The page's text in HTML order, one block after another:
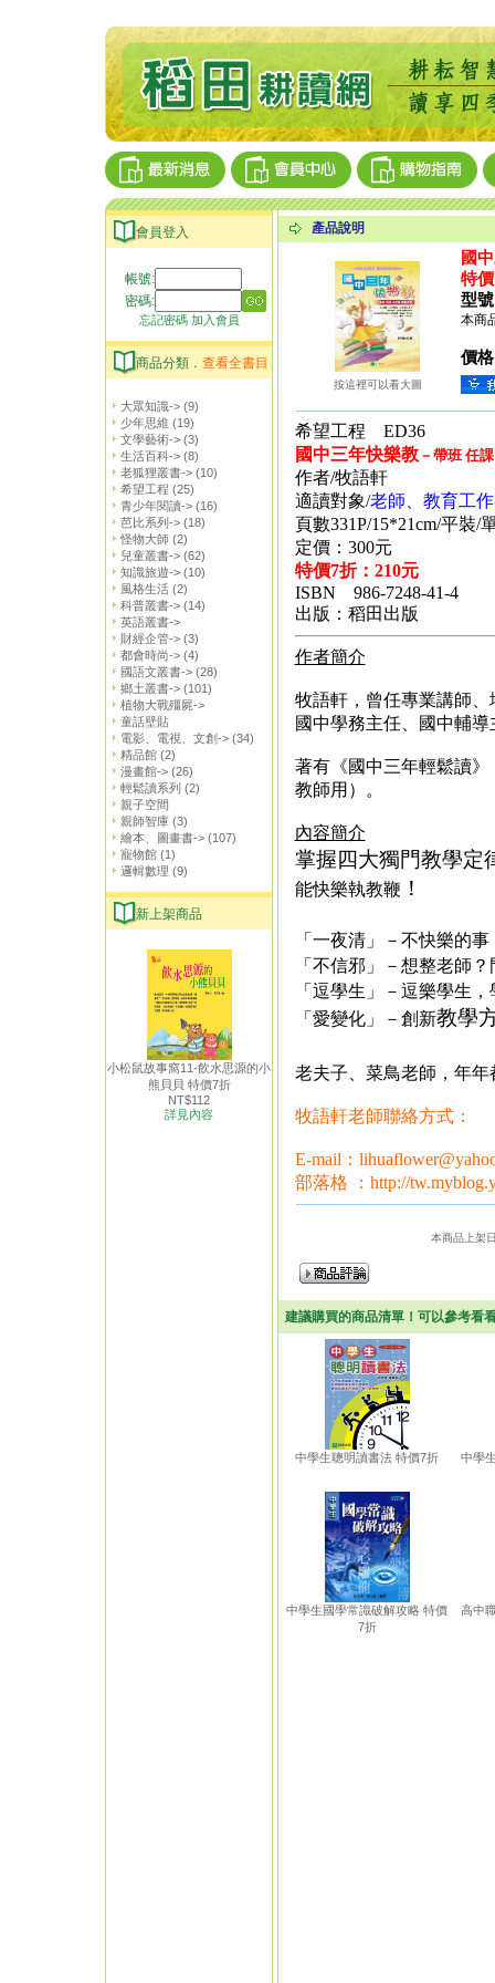
會員登入
帳號:
密碼:
忘記密碼 加入會員
商品分類． 查看全書目
大眾知識-> (9)
少年思維 (19)
文學藝術-> (3)
生活百科-> (8)
老狐狸叢書-> (10)
希望工程 (25)
青少年閱讀-> (16)
芭比系列-> (18)
怪物大師 (2)
兒童叢書-> (62)
知識旅遊-> (10)
風格生活 (2)
科普叢書-> (14)
英語叢書->
財經企管-> (3)
都會時尚-> (4)
國語文叢書-> (28)
鄉土叢書-> (101)
植物大戰殭屍->
童話壁貼
電影、電視、文創-> (34)
精品館 (2)
漫畫館-> (26)
輕鬆讀系列 (2)
親子空間
親師智庫 (3)
繪本、圖畫書-> (107)
寵物館 (1)
邏輯數理 (9)
新上架商品
小松鼠故事窩11-飲水思源的小
熊貝貝 特價7折
NT$112
詳見內容
產品說明
按這裡可以看大圖
國
特
型
本商
價
希望工程 ED36
國中三年快樂教－帶班 任
作者/牧語軒
適讀對象/老師、教育工
頁數331P/15*21cm/平裝/
定價：300元
特價7折：210元
ISBN 986-7248-41-4
出版：稻田出版
作者簡介
牧語軒，曾任專業講師
國中學務主任、國中輔
著有《國中三年輕鬆讀
教師用）。
內容簡介
掌握四大獨門教學定
能快樂執教鞭 ！
「一夜清」－ 不快樂的事
「不信邪」－想整老師？
「逗學生」－ 逗樂學生，
「愛變化」－創新教學
老夫子、菜鳥老師，年年
牧語軒老師聯絡方式：
E-mail：
部落格 ： http://
本商品上架
建議購買的商品清單！可以參考看
中學生聰明讀書法 特價7折 中學
中學生國學常識破解攻略 特價
7折
高中